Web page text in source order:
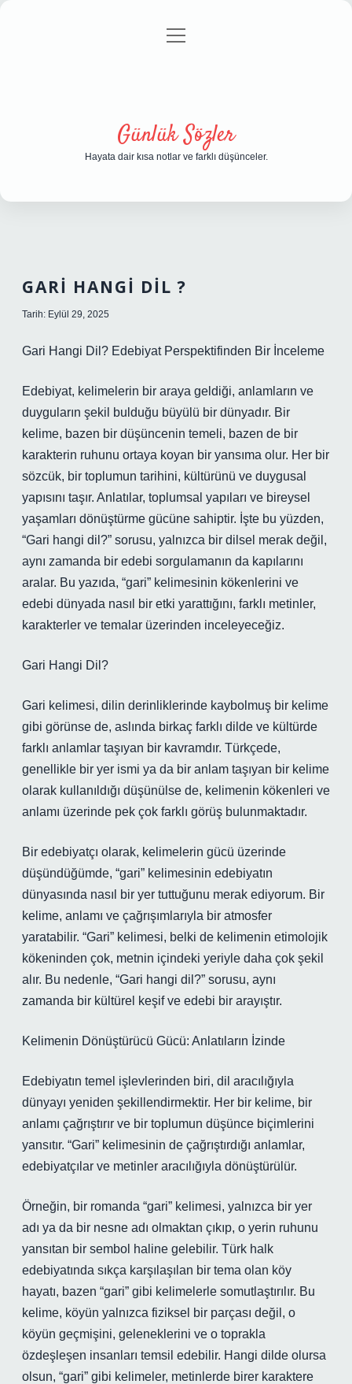
Gizlilik Politikası
menüyü
Günlük Sözler
Hayata dair kısa notlar ve farklı düşünceler.
GARI HANGI DIL ?
Tarih: Eylül 29, 2025
Gari Hangi Dil? Edebiyat Perspektifinden Bir İnceleme
Edebiyat, kelimelerin bir araya geldiği, anlamların ve
duyguların şekil bulduğu büyülü bir dünyadır. Bir
kelime, bazen bir düşüncenin temeli, bazen de bir
karakterin ruhunu ortaya koyan bir yansıma olur. Her bir
sözcük, bir toplumun tarihini, kültürünü ve duygusal
yapısını taşır. Anlatılar, toplumsal yapıları ve bireysel
yaşamları dönüştürme gücüne sahiptir. İşte bu yüzden,
“Gari hangi dil?” sorusu, yalnızca bir dilsel merak değil,
aynı zamanda bir edebi sorgulamanın da kapılarını
aralar. Bu yazıda, “gari” kelimesinin kökenlerini ve
edebi dünyada nasıl bir etki yarattığını, farklı metinler,
karakterler ve temalar üzerinden inceleyeceğiz.
Gari Hangi Dil?
Gari kelimesi, dilin derinliklerinde kaybolmuş bir kelime
gibi görünse de, aslında birkaç farklı dilde ve kültürde
farklı anlamlar taşıyan bir kavramdır. Türkçede,
genellikle bir yer ismi ya da bir anlam taşıyan bir kelime
olarak kullanıldığı düşünülse de, kelimenin kökenleri ve
anlamı üzerinde pek çok farklı görüş bulunmaktadır.
Bir edebiyatçı olarak, kelimelerin gücü üzerinde
düşündüğümde, “gari” kelimesinin edebiyatın
dünyasında nasıl bir yer tuttuğunu merak ediyorum. Bir
kelime, anlamı ve çağrışımlarıyla bir atmosfer
yaratabilir. “Gari” kelimesi, belki de kelimenin etimolojik
kökeninden çok, metnin içindeki yeriyle daha çok şekil
alır. Bu nedenle, “Gari hangi dil?” sorusu, aynı
zamanda bir kültürel keşif ve edebi bir arayıştır.
Kelimenin Dönüştürücü Gücü: Anlatıların İzinde
Edebiyatın temel işlevlerinden biri, dil aracılığıyla
dünyayı yeniden şekillendirmektir. Her bir kelime, bir
anlamı çağrıştırır ve bir toplumun düşünce biçimlerini
yansıtır. “Gari” kelimesinin de çağrıştırdığı anlamlar,
edebiyatçılar ve metinler aracılığıyla dönüştürülür.
Örneğin, bir romanda “gari” kelimesi, yalnızca bir yer
adı ya da bir nesne adı olmaktan çıkıp, o yerin ruhunu
yansıtan bir sembol haline gelebilir. Türk halk
edebiyatında sıkça karşılaşılan bir tema olan köy
hayatı, bazen “gari” gibi kelimelerle somutlaştırılır. Bu
kelime, köyün yalnızca fiziksel bir parçası değil, o
köyün geçmişini, geleneklerini ve o toprakla
özdeşleşen insanları temsil edebilir. Hangi dilde olursa
olsun, “gari” gibi kelimeler, metinlerde birer karaktere